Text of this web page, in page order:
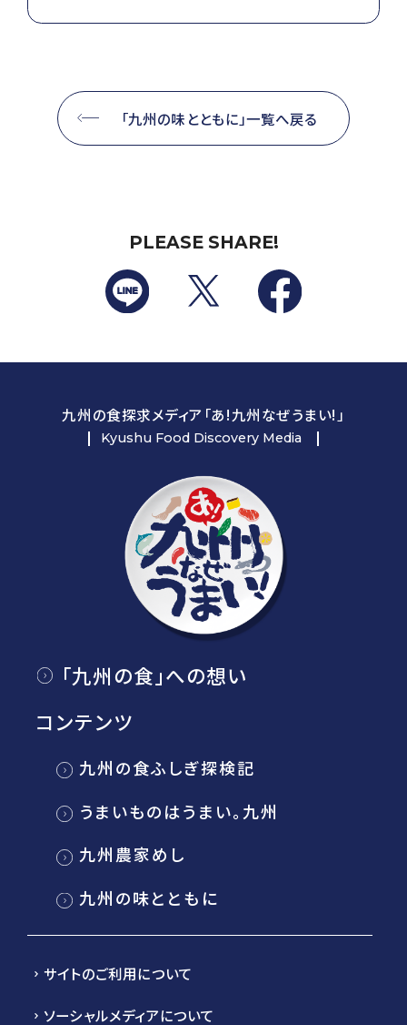
「九州の味とともに」一覧へ戻る
PLEASE SHARE!
九州の食探求メディア「あ!九州なぜうまい!」
Kyushu Food Discovery Media
「九州の食」への想い
コンテンツ
九州の食ふしぎ探検記
うまいものはうまい。九州
九州農家めし
九州の味とともに
サイトのご利用について
ソーシャルメディアについて